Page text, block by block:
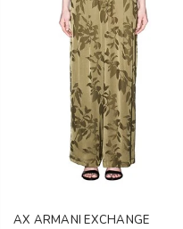
AX ARMANI EXCHANGE